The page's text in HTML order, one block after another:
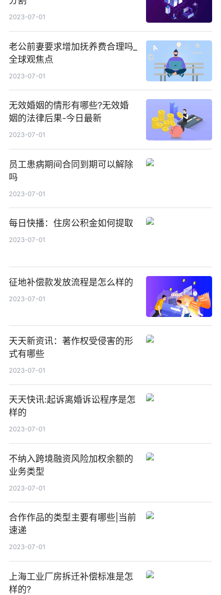
2023-07-01
老公前妻要求增加抚养费合理吗_
全球观焦点
2023-07-01
无效婚姻的情形有哪些?无效婚
姻的法律后果-今日最新
2023-07-01
员工患病期间合同到期可以解除
吗
2023-07-01
每日快播：住房公积金如何提取
2023-07-01
征地补偿款发放流程是怎么样的
2023-07-01
天天新资讯：著作权受侵害的形
式有哪些
2023-07-01
天天快讯:起诉离婚诉讼程序是怎
样的
2023-07-01
不纳入跨境融资风险加权余额的
业务类型
2023-07-01
合作作品的类型主要有哪些|当前
速递
2023-07-01
上海工业厂房拆迁补偿标准是怎
样的?